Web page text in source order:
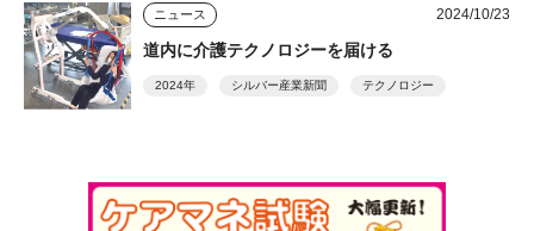
ニュース 2024/10/23
道内に介護テクノロジーを届ける
2024年 シルバー産業新聞 テクノロジー